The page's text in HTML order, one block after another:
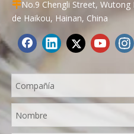
No.9 Chengli Street,
de Haikou, Hainan, China